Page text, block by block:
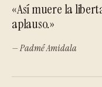
«Así muere la
aplauso.»
— Padmé Amidala